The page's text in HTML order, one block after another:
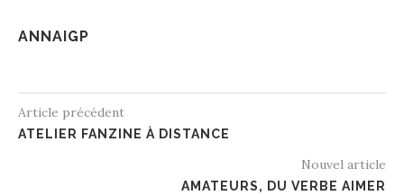
ANNAIGP
Article précédent
ATELIER FANZINE À DISTANCE
Nouvel article
AMATEURS, DU VERBE AIMER